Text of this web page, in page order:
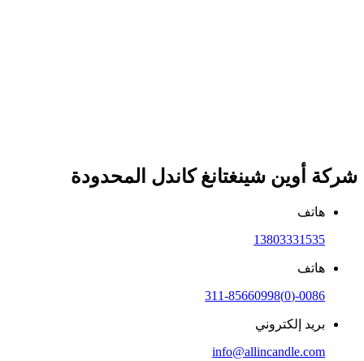
شركة أوين شينغتانغ كاندل المحدودة
هاتف
13803331535
هاتف
0086-(0)311-85660998
بريد إلكتروني
info@allincandle.com